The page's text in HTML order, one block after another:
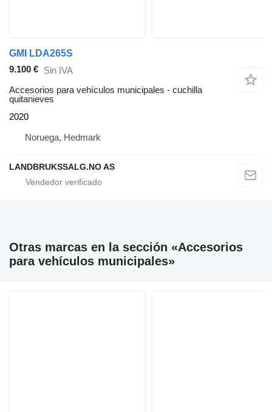
GMI LDA265S
9.100 € Sin IVA
Accesorios para vehículos municipales - cuchilla
quitanieves
2020
Noruega, Hedmark
LANDBRUKSSALG.NO AS
Otras marcas en la sección «Accesorios
para vehículos municipales»